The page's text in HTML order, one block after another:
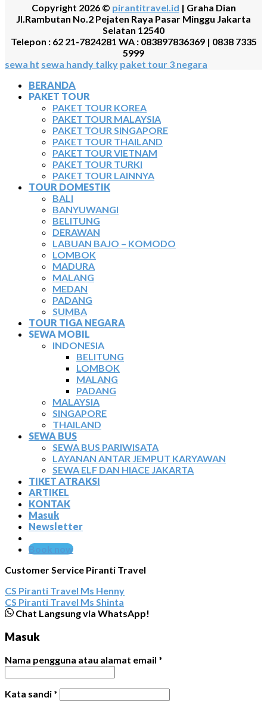
Copyright 2026 © pirantitravel.id | Graha Dian
Jl.Rambutan No.2 Pejaten Raya Pasar Minggu Jakarta
Selatan 12540
Telepon : 62 21-7824281 WA : 083897836369 | 0838 7335
5999
sewa ht sewa handy talky paket tour 3 negara
BERANDA
PAKET TOUR
PAKET TOUR KOREA
PAKET TOUR MALAYSIA
PAKET TOUR SINGAPORE
PAKET TOUR THAILAND
PAKET TOUR VIETNAM
PAKET TOUR TURKI
PAKET TOUR LAINNYA
TOUR DOMESTIK
BALI
BANYUWANGI
BELITUNG
DERAWAN
LABUAN BAJO – KOMODO
LOMBOK
MADURA
MALANG
MEDAN
PADANG
SUMBA
TOUR TIGA NEGARA
SEWA MOBIL
INDONESIA
BELITUNG
LOMBOK
MALANG
PADANG
MALAYSIA
SINGAPORE
THAILAND
SEWA BUS
SEWA BUS PARIWISATA
LAYANAN ANTAR JEMPUT KARYAWAN
SEWA ELF DAN HIACE JAKARTA
TIKET ATRAKSI
ARTIKEL
KONTAK
Masuk
Newsletter
Book now
Customer Service Piranti Travel
CS Piranti Travel Ms Henny
CS Piranti Travel Ms Shinta
Chat Langsung via WhatsApp!
Masuk
Nama pengguna atau alamat email *
Kata sandi *